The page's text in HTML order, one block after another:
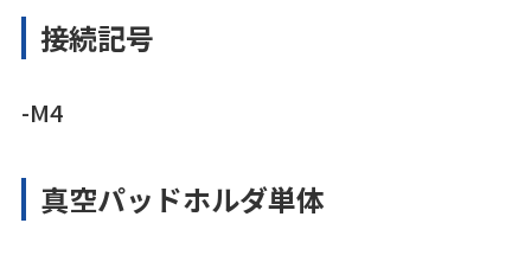
接続記号
-M4
真空パッドホルダ単体